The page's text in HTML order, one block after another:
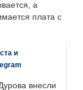
а
плата с
и
внесли